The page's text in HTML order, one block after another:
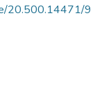
20.500.14471/9